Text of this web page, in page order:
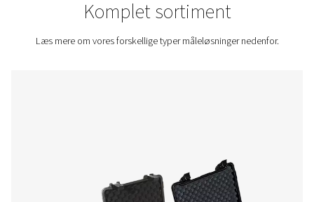
Kontakt os for at få et tilbud.
Komplet sortiment